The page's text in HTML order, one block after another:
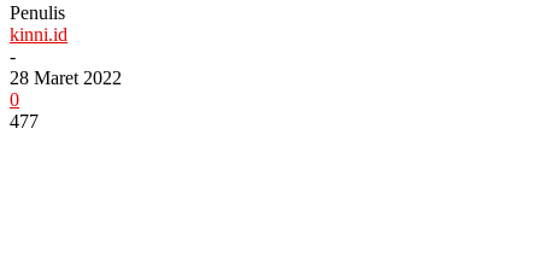
Penulis
kinni.id
-
28 Maret 2022
0
477